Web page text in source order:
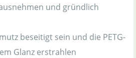
und gründlich
beseitigt sein und die PETG-
Glanz erstrahlen